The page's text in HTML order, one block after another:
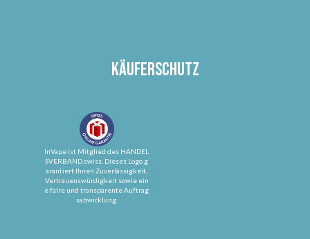
Käuferschutz
InVape ist Mitglied des HANDEL
SVERBAND.swiss. Dieses Logo g
arantiert Ihnen Zuverlässigkeit,
Vertrauenswürdigkeit sowie ein
e faire und transparente Auftrag
sabwicklung.